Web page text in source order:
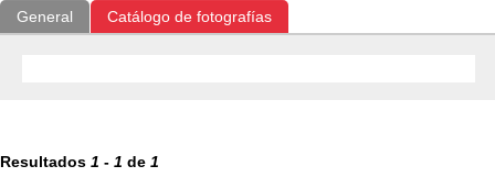
General Catálogo de fotografías
Resultados 1 - 1 de 1